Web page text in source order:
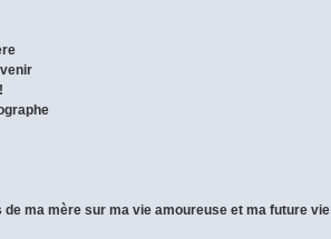
ma mère sur ma vie amoureuse et ma future vie